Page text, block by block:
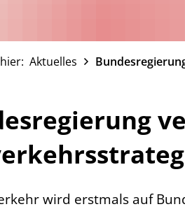
Aktuelles
wird erstmals auf